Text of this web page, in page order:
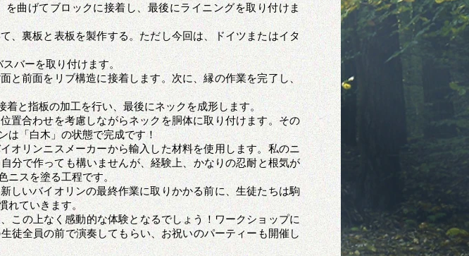
曲げてブロックに接着し、最後にライニングを取り付けま
、裏板と表板を製作する。ただし今回は、ドイツまたはイタ
バーを取り付けます。
と前面をリブ構造に接着します。次に、縁の作業を完了し、
と指板の加工を行い、最後にネックを成形します。
置合わせを考慮しながらネックを胴体に取り付けます。その
は「白木」の状態で完成です！
オリンニスメーカーから輸入した材料を使用します。私のニ
分で作っても構いませんが、経験上、かなりの忍耐と根気が
ニスを塗る工程です。
しいバイオリンの最終作業に取りかかる前に、生徒たちは駒
ていきます。
この上なく感動的な体験となるでしょう！ワークショップに
徒全員の前で演奏してもらい、お祝いのパーティーも開催し